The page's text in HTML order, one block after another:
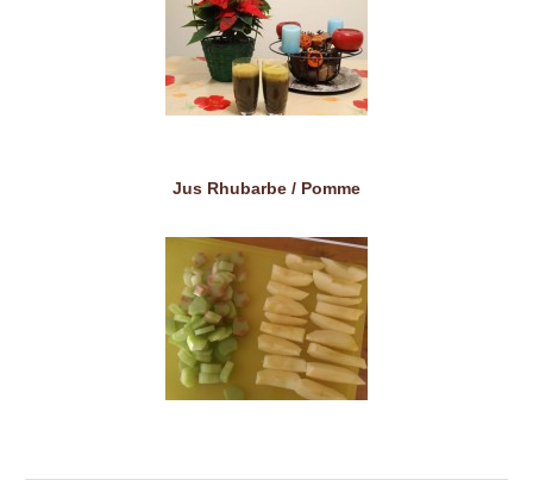
Jus Rhubarbe / Pomme